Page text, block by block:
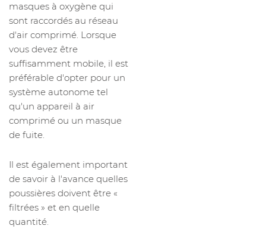
masques à oxygène qui
sont raccordés au réseau
d'air comprimé. Lorsque
vous devez être
suffisamment mobile, il est
préférable d'opter pour un
système autonome tel
qu'un appareil à air
comprimé ou un masque
de fuite.
Il est également important
de savoir à l'avance quelles
poussières doivent être «
filtrées » et en quelle
quantité.